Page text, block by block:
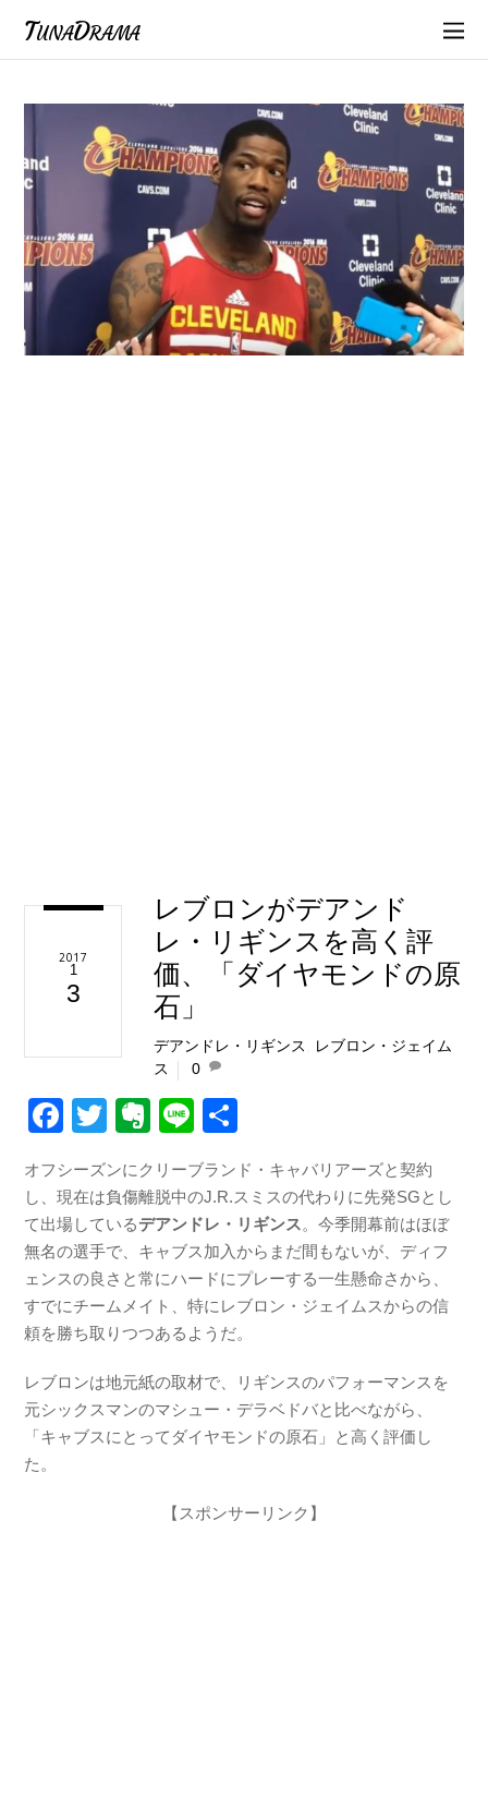
TunaDrama
2017
1
3
レブロンがデアンド
レ・リギンスを高く評
価、「ダイヤモンドの原
石」
デアンドレ・リギンス
レブロン・ジェイム
ス
0
F
c
e
b
o
o
T
tt
er
E
er
n
ot
e
Li
n
e
オフシーズンにクリーブランド・キャバリアーズと契約
し、現在は負傷離脱中のJ.R.スミスの代わりに先発SGとし
て出場しているデアンドレ・リギンス。今季開幕前はほぼ
無名の選手で、キャブス加入からまだ間もないが、ディフ
ェンスの良さと常にハードにプレーする一生懸命さから、
すでにチームメイト、特にレブロン・ジェイムスからの信
頼を勝ち取りつつあるようだ。
レブロンは地元紙の取材で、リギンスのパフォーマンスを
元シックスマンのマシュー・デラベドバと比べながら、
「キャブスにとってダイヤモンドの原石」と高く評価し
た。
【スポンサーリンク】